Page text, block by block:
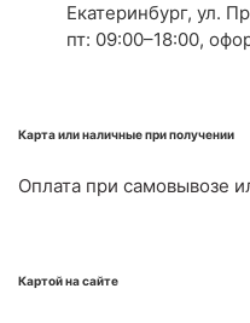
Екатеринбург, ул.
пт: 09:00–18:00,
Карта или наличные при получении
Оплата при самовывозе
Картой на сайте